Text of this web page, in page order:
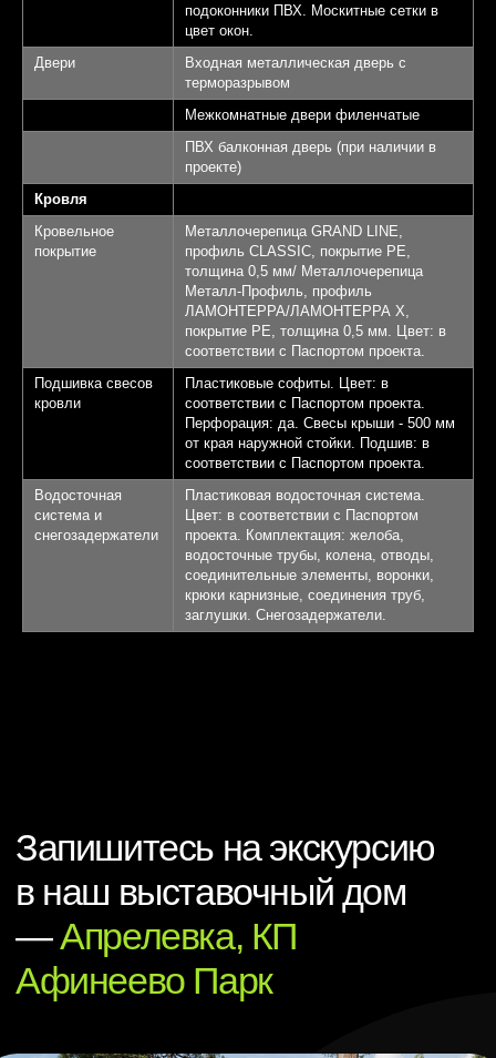
подоконники ПВХ. Москитные сетки в
цвет окон.
Двери
Входная металлическая дверь с
терморазрывом
Межкомнатные двери филенчатые
ПВХ балконная дверь (при наличии в
проекте)
Кровля
Кровельное
покрытие
Металлочерепица GRAND LINE,
профиль CLASSIC, покрытие PE,
толщина 0,5 мм/ Металлочерепица
Металл-Профиль, профиль
ЛАМОНТЕРРА/ЛАМОНТЕРРА Х,
покрытие PE, толщина 0,5 мм. Цвет: в
соответствии с Паспортом проекта.
Подшивка свесов
кровли
Пластиковые софиты. Цвет: в
соответствии с Паспортом проекта.
Перфорация: да. Свесы крыши - 500 мм
от края наружной стойки. Подшив: в
соответствии с Паспортом проекта.
Водосточная
система и
снегозадержатели
Пластиковая водосточная система.
Цвет: в соответствии с Паспортом
проекта. Комплектация: желоба,
водосточные трубы, колена, отводы,
соединительные элементы, воронки,
крюки карнизные, соединения труб,
заглушки. Снегозадержатели.